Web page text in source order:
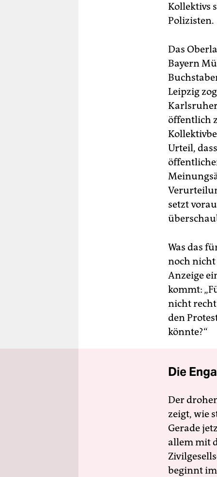
Kollektivs
Polizisten.
Das
Bayern
Leipzig
Karlsruher
öffentlich
Urteil,
setzt
Was das
noch nicht
Anzeige
kommt:
nicht recht
den
könnte?“
Die
Der
zeigt, wie
Gerade
allem mit
beginnt